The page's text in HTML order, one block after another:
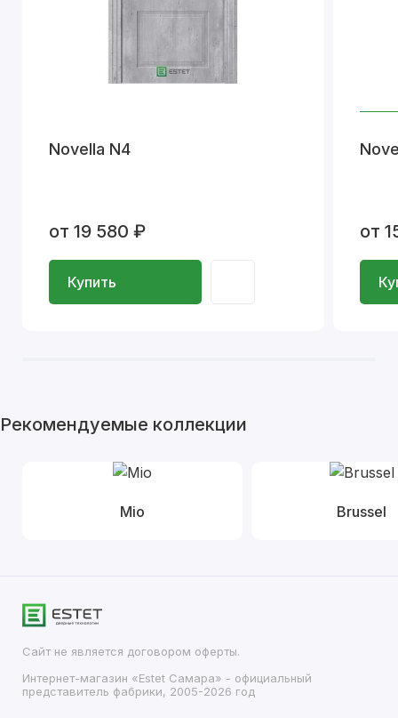
Novella N4
от 19 580 ₽
Купить
от
Рекомендуемые коллекции
Mio Brussel
Сайт не является договором оферты.
Интернет-магазин «Estet Самара» - официальный
представитель фабрики, 2005-2026 год